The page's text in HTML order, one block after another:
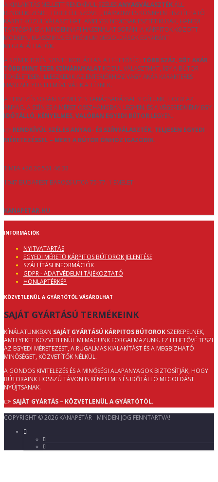
A KIALAKÍTÁS MELLETT RENDKÍVÜL SZÉLESANYAGVÁLASZTÉKÁLL
RENDELKEZÉSRE. TÖBBFÉLE SZÖVET, BÁRSONY ÉS KÖNNYEN TISZTÍTHATÓ
KÁRPIT KÖZÜL VÁLASZTHAT, AMELYEK NEMCSAK ESZTÉTIKUSAK, HANEM
TARTÓSAK IS A MINDENNAPI HASZNÁLAT SORÁN. A KÁRPITOK KÖZÖTT
MODERN, KLASSZIKUS ÉS PRÉMIUM MEGOLDÁSOK EGYARÁNT
MEGTALÁLHATÓK.
A SZÍNEK TERÉN SZINTE KORLÁTLAN A LEHETŐSÉG: TÖBB SZÁZ, SŐT AKÁR
TÖBB MINT EZER SZÍNÁRNYALAT KÖZÜL VÁLASZTHAT, ÍGY A BÚTOR
TÖKÉLETESEN ILLESZKEDIK AZ ENTERIŐRHÖZ VAGY AKÁR KARAKTERES
HANGSÚLYOS ELEMÉVÉ VÁLIK A TÉRNEK.
A TERVEZÉS SORÁN SZEMÉLYES TANÁCSADÁSSAL SEGÍTÜNK, HOGY AZ
ANYAG, A SZÍN ÉS A MÉRET ÖSSZHANGBAN LEGYEN, ÉS A VÉGEREDMÉNY EGY
IDŐTÁLLÓ, KÉNYELMES, VALÓBAN EGYEDI BÚTOR LEGYEN.
👉 RENDKÍVÜL SZÉLES ANYAG- ÉS SZÍNVÁLASZTÉK, TELJESEN EGYEDI
MÉRETEZÉSSEL – MERT A BÚTOR ÖNHÖZ IGAZODIK.
TÍMEA +36 20 561 46 33
1047 BUDAPEST BAROSS UTCA 75-77. 1 EMELET
KANAPETAR.HU
INFORMÁCIÓK
NYITVATARTÁS
EGYEDI MÉRETŰ KÁRPITOS BÚTOROK JELENTÉSE
SZÁLLÍTÁSI INFORMÁCIÓK
GDPR - ADATVÉDELMI TÁJÉKOZTATÓ
HONLAPTÉRKÉP
KÖZVETLENÜL A GYÁRTÓTÓL VÁSÁROLHAT
SAJÁT GYÁRTÁSÚ TERMÉKEINK
KÍNÁLATUNKBAN SAJÁT GYÁRTÁSÚ KÁRPITOS BÚTOROK SZEREPELNEK,
AMELYEKET KÖZVETLENÜL MI MAGUNK FORGALMAZUNK. EZ LEHETŐVÉ TESZI
AZ EGYEDI MÉRETEZÉST, A RUGALMAS KIALAKÍTÁST ÉS A MEGBÍZHATÓ
MINŐSÉGET, KÖZVETÍTŐK NÉLKÜL.
A GONDOS KIVITELEZÉS ÉS A MINŐSÉGI ALAPANYAGOK BIZTOSÍTJÁK, HOGY
BÚTORAINK HOSSZÚ TÁVON IS KÉNYELMES ÉS IDŐTÁLLÓ MEGOLDÁST
NYÚJTSANAK.
👉 SAJÁT GYÁRTÁS – KÖZVETLENÜL A GYÁRTÓTÓL.
COPYRIGHT © 2026 KANAPÉTÁR - MINDEN JOG FENNTARTVA!